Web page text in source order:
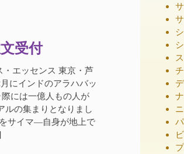
受付
エッセンス 東京・芦
にインドのアラハバッ
には一億人もの人が
ルの集まりとなりまし
サイマ―自身が地上で